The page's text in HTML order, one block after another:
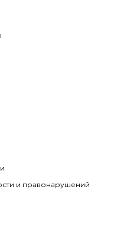
и правонарушений